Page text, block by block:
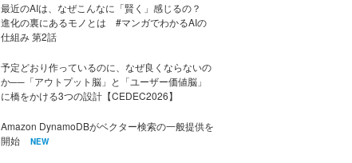
最近のAIは、なぜこんなに「賢く」感じるの？
進化の裏にあるモノとは #マンガでわかるAIの
仕組み 第2話
予定どおり作っているのに、なぜ良くならないの
か──「アウトプット脳」と「ユーザー価値脳」
に橋をかける3つの設計【CEDEC2026】
Amazon DynamoDBがベクター検索の一般提供を
開始
NEW